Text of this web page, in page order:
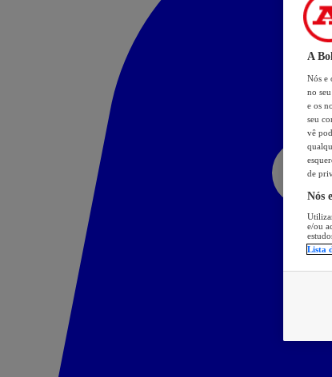
A
Nós e
no
e os
seu
vê
de
Nós
e/ou
Lista